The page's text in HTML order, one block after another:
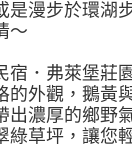
是漫步於環湖
～
宿．弗萊堡莊
的外觀，鵝黃
出濃厚的鄉野
綠草坪，讓您